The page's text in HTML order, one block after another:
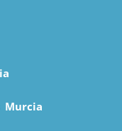
Murcia